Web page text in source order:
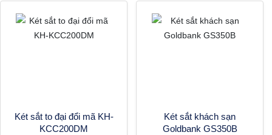
Két sắt to đại đổi mã KH-
KCC200DM
Két sắt khách sạn
Goldbank GS350B